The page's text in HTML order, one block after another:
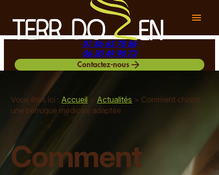
menu
01 86 65 78 86
06 30 49 90 73
Contactez-nous arrow_forward
Vous êtes ici : Accueil > Actualités > Comment choisir
une perruque médicale adaptée
Comment
Panneau de gestion des cookies